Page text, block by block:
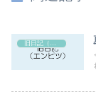
旧日記（エンピツ）